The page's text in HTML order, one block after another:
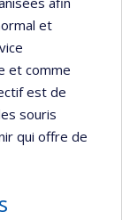
et
et comme
est de
souris
qui offre de